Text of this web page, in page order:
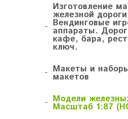
-
Изготовление
железной
Вендинговые
аппараты.
кафе, бара,
ключ.
- Макеты и
макетов
- Модели
Масштаб 1:87